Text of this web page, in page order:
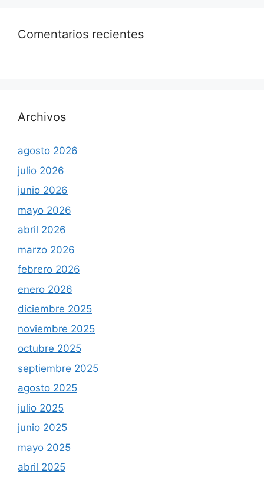
Comentarios recientes
Archivos
agosto 2026
julio 2026
junio 2026
mayo 2026
abril 2026
marzo 2026
febrero 2026
enero 2026
diciembre 2025
noviembre 2025
octubre 2025
septiembre 2025
agosto 2025
julio 2025
junio 2025
mayo 2025
abril 2025